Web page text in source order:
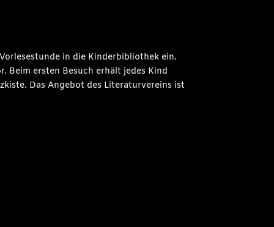
in die Kinderbibliothek ein.
Beim ersten Besuch erhält jedes Kind
Das Angebot des Literaturvereins ist